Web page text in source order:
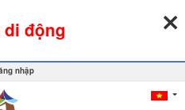
nhập
di động